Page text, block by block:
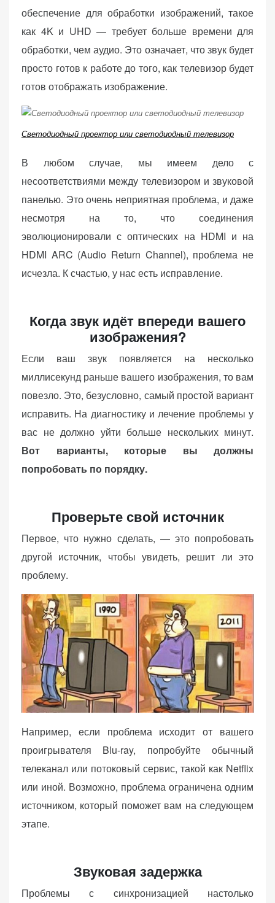
обеспечение для обработки изображений, такое
как 4K и UHD — требует больше времени для
обработки, чем аудио. Это означает, что звук будет
просто готов к работе до того, как телевизор будет
готов отображать изображение.
Светодиодный проектор или светодиодный телевизор
В любом случае, мы имеем дело с
несоответствиями между телевизором и звуковой
панелью. Это очень неприятная проблема, и даже
несмотря на то, что соединения
эволюционировали с оптических на HDMI и на
HDMI ARC (Audio Return Channel), проблема не
исчезла. К счастью, у нас есть исправление.
Когда звук идёт впереди вашего
изображения?
Если ваш звук появляется на несколько
миллисекунд раньше вашего изображения, то вам
повезло. Это, безусловно, самый простой вариант
исправить. На диагностику и лечение проблемы у
вас не должно уйти больше нескольких минут.
Вот варианты, которые вы должны
попробовать по порядку.
Проверьте свой источник
Первое, что нужно сделать, — это попробовать
другой источник, чтобы увидеть, решит ли это
проблему.
Например, если проблема исходит от вашего
проигрывателя Blu-ray, попробуйте обычный
телеканал или потоковый сервис, такой как Netflix
или иной. Возможно, проблема ограничена одним
источником, который поможет вам на следующем
этапе.
Звуковая задержка
Проблемы с синхронизацией настолько